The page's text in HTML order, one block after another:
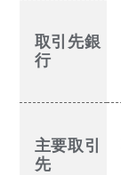
取引先銀
行
主要取引
先